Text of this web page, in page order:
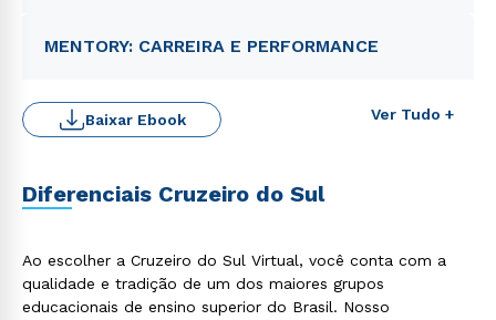
MENTORY: CARREIRA E PERFORMANCE
Ver Tudo +
Baixar Ebook
Diferenciais Cruzeiro do Sul
Ao escolher a Cruzeiro do Sul Virtual, você conta com a
qualidade e tradição de um dos maiores grupos
educacionais de ensino superior do Brasil. Nosso
ou